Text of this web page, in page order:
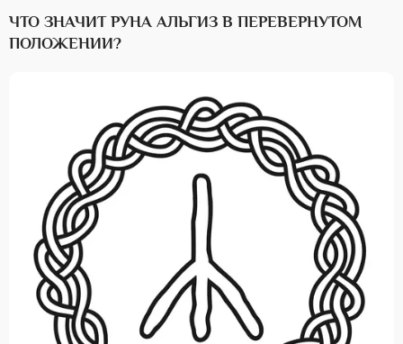
ЧТО ЗНАЧИТ РУНА АЛЬГИЗ В ПЕРЕВЕРНУТОМ
ПОЛОЖЕНИИ?